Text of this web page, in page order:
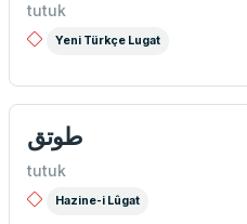
tutuk
Yeni Türkçe Lugat
طوتق
tutuk
Hazine-i Lûgat